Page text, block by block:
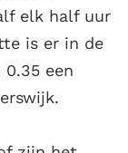
elk half uur
is er in de
een